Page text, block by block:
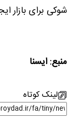
شوکی برای بازار
منبع: ایسنا
لینک کوتاه